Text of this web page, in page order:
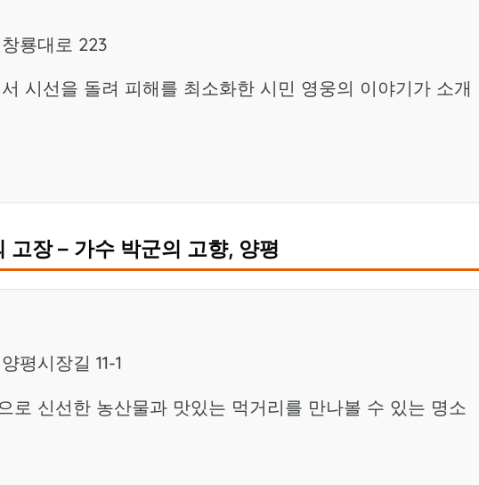
룡대로 223
시선을 돌려 피해를 최소화한 시민 영웅의 이야기가 소개
고장 – 가수 박군의 고향, 양평
평시장길 11-1
로 신선한 농산물과 맛있는 먹거리를 만나볼 수 있는 명소